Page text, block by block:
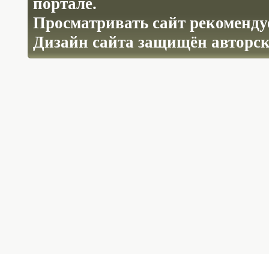
портале.
Просматривать сайт
Дизайн сайта защищён